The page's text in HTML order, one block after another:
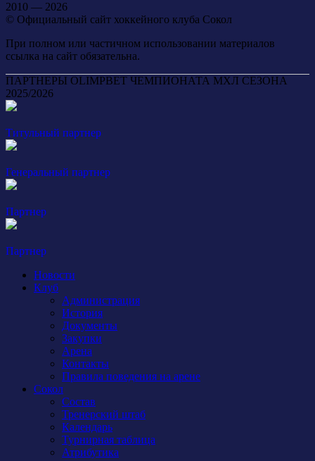
2010 — 2026
© Официальный сайт хоккейного клуба Сокол
При полном или частичном использовании материалов
ссылка на сайт обязательна.
ПАРТНЕРЫ OLIMPBET ЧЕМПИОНАТА МХЛ СЕЗОНА
2025/2026
Титульный партнер
Генеральный партнер
Партнер
Партнер
Новости
Клуб
Администрация
История
Документы
Закупки
Арена
Контакты
Правила поведения на арене
Сокол
Состав
Тренерский штаб
Календарь
Турнирная таблица
Атрибутика